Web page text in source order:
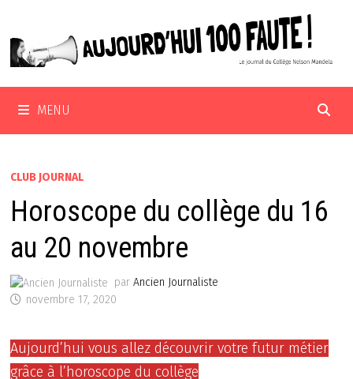
contenu
MENU
CLUB JOURNAL
Horoscope du collège du 16
au 20 novembre
parAncien Journaliste
novembre 17, 2020
Aujourd’hui vous allez découvrir votre futur métier
grâce à l’horoscope du collège